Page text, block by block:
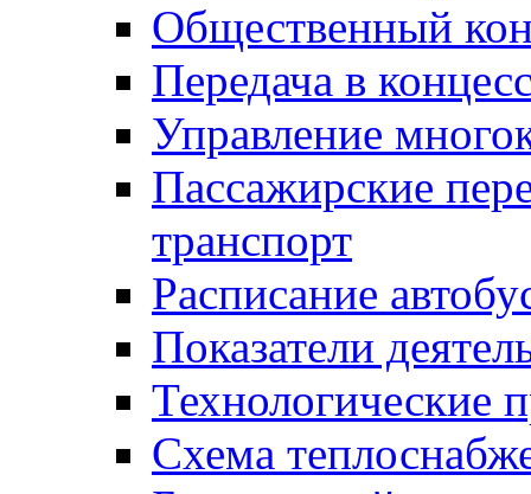
Общественный
Передача в
Управление
Пассажирские
транспорт
Расписание
Показатели
Технологические
Схема